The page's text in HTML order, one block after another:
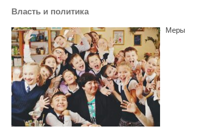
Власть и политика
Меры